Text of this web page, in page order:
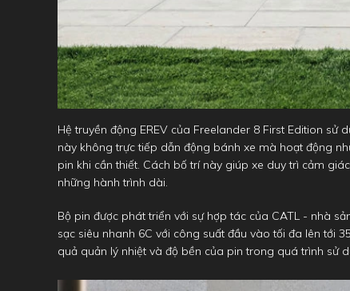
Hệ truyền động EREV của Freelander 8 First Edition
này không trực tiếp dẫn động bánh xe mà hoạt động
pin khi cần thiết. Cách bố trí này giúp xe duy trì cảm
những hành trình dài.
Bộ pin được phát triển với sự hợp tác của CATL - nhà
sạc siêu nhanh 6C với công suất đầu vào tối đa lên tới
quả quản lý nhiệt và độ bền của pin trong quá trình sử